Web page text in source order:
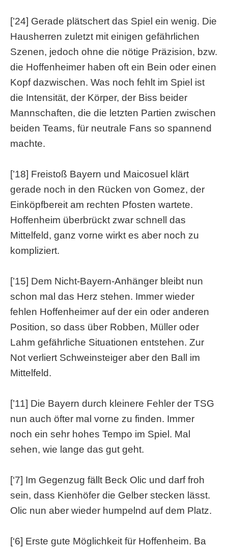
[’24] Gerade plätschert das Spiel ein wenig. Die
Hausherren zuletzt mit einigen gefährlichen
Szenen, jedoch ohne die nötige Präzision, bzw.
die Hoffenheimer haben oft ein Bein oder einen
Kopf dazwischen. Was noch fehlt im Spiel ist
die Intensität, der Körper, der Biss beider
Mannschaften, die die letzten Partien zwischen
beiden Teams, für neutrale Fans so spannend
machte.
[’18] Freistoß Bayern und Maicosuel klärt
gerade noch in den Rücken von Gomez, der
Einköpfbereit am rechten Pfosten wartete.
Hoffenheim überbrückt zwar schnell das
Mittelfeld, ganz vorne wirkt es aber noch zu
kompliziert.
[’15] Dem Nicht-Bayern-Anhänger bleibt nun
schon mal das Herz stehen. Immer wieder
fehlen Hoffenheimer auf der ein oder anderen
Position, so dass über Robben, Müller oder
Lahm gefährliche Situationen entstehen. Zur
Not verliert Schweinsteiger aber den Ball im
Mittelfeld.
[’11] Die Bayern durch kleinere Fehler der TSG
nun auch öfter mal vorne zu finden. Immer
noch ein sehr hohes Tempo im Spiel. Mal
sehen, wie lange das gut geht.
[‘7] Im Gegenzug fällt Beck Olic und darf froh
sein, dass Kienhöfer die Gelber stecken lässt.
Olic nun aber wieder humpelnd auf dem Platz.
[‘6] Erste gute Möglichkeit für Hoffenheim. Ba